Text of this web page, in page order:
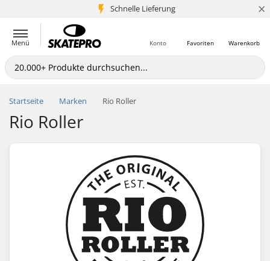
Schnelle Lieferung
5+ Mio. Kunden ×
Menü Warenkorb
Favoriten
Konto
Startseite Marken Rio Roller
Rio Roller